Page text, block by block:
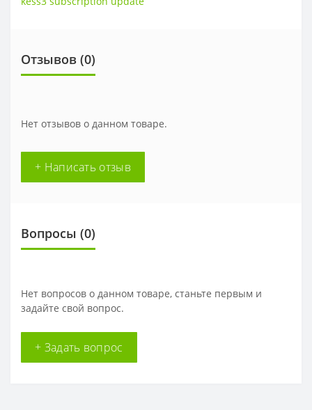
Отзывов (0)
Нет отзывов о данном товаре.
+ Написать отзыв
Вопросы (0)
Нет вопросов о данном товаре, станьте первым и
задайте свой вопрос.
+ Задать вопрос